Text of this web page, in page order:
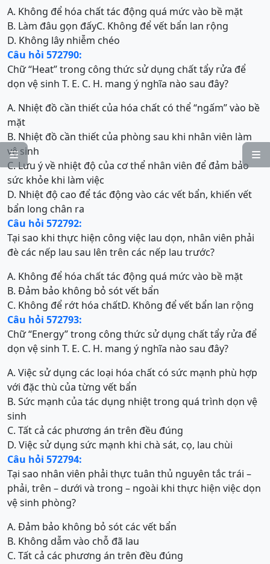


A. Không để hóa chất tác động quá mức vào bề mặt
B. Làm đâu gọn đấyC. Không để vết bẩn lan rộng
D. Không lây nhiễm chéo
Câu hỏi 572790:
Chữ “Heat” trong công thức sử dụng chất tẩy rửa để
dọn vệ sinh T. E. C. H. mang ý nghĩa nào sau đây?
A. Nhiệt đồ cần thiết của hóa chất có thể “ngấm” vào bề
mặt
B. Nhiệt đồ cần thiết của phòng sau khi nhân viên làm
vệ sinh
C. Lưu ý về nhiệt độ của cơ thể nhân viên để đảm bảo
sức khỏe khi làm việc
D. Nhiệt độ cao để tác động vào các vết bẩn, khiến vết
bẩn long chân ra
Câu hỏi 572792:
Tại sao khi thực hiện công việc lau dọn, nhân viên phải
đè các nếp lau sau lên trên các nếp lau trước?
A. Không để hóa chất tác động quá mức vào bề mặt
B. Đảm bảo không bỏ sót vết bẩn
C. Không để rớt hóa chấtD. Không để vết bẩn lan rộng
Câu hỏi 572793:
Chữ “Energy” trong công thức sử dụng chất tẩy rửa để
dọn vệ sinh T. E. C. H. mang ý nghĩa nào sau đây?
A. Việc sử dụng các loại hóa chất có sức mạnh phù hợp
với đặc thù của từng vết bẩn
B. Sức mạnh của tác dụng nhiệt trong quá trình dọn vệ
sinh
C. Tất cả các phương án trên đều đúng
D. Việc sử dụng sức mạnh khi chà sát, cọ, lau chùi
Câu hỏi 572794:
Tại sao nhân viên phải thực tuân thủ nguyên tắc trái –
phải, trên – dưới và trong – ngoài khi thực hiện việc dọn
vệ sinh phòng?
A. Đảm bảo không bỏ sót các vết bẩn
B. Không dẫm vào chỗ đã lau
C. Tất cả các phương án trên đều đúng